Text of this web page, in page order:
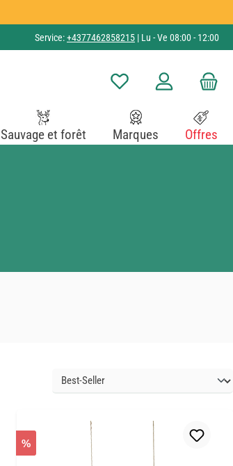
Service:+4377462858215 | Lu - Ve 08:00 - 12:00
Vous avez 0 articles dans
Sauvage et forêt Marques Offres
%